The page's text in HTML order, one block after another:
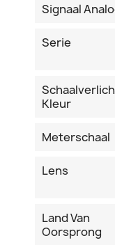
Signaal
Serie
Kleur
Meterschaal
Lens
Land Van
Oorsprong